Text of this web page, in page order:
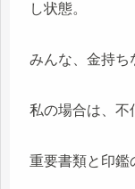
し状態。
みんな、金持ち
私の場合は、不
重要書類と印鑑